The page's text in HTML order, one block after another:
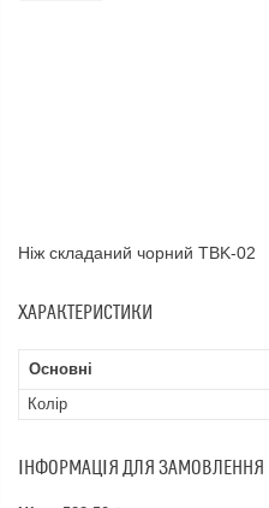
Ніж складаний чорний TBK-02
ХАРАКТЕРИСТИКИ
Основні
Колір
ІНФОРМАЦІЯ ДЛЯ ЗАМОВЛЕННЯ